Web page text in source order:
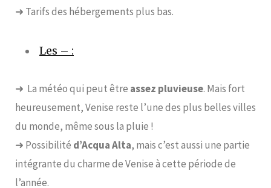
➜ Tarifs des hébergements plus bas.
Les – :
➜ La météo qui peut être assez pluvieuse. Mais fort
heureusement, Venise reste l’une des plus belles villes
du monde, même sous la pluie !
➜ Possibilité d’Acqua Alta, mais c’est aussi une partie
intégrante du charme de Venise à cette période de
l’année.